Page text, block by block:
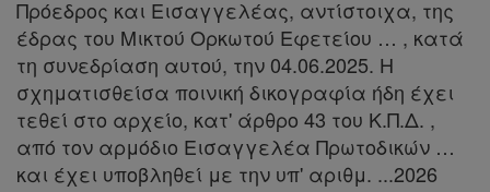
Πρόεδρος και Εισαγγελέας, αντίστοιχα, της
έδρας του Μικτού Ορκωτού Εφετείου … , κατά
τη συνεδρίαση αυτού, την 04.06.2025. Η
σχηματισθείσα ποινική δικογραφία ήδη έχει
τεθεί στο αρχείο, κατ' άρθρο 43 του Κ.Π.Δ. ,
από τον αρμόδιο Εισαγγελέα Πρωτοδικών …
και έχει υποβληθεί με την υπ' αριθμ. ...2026